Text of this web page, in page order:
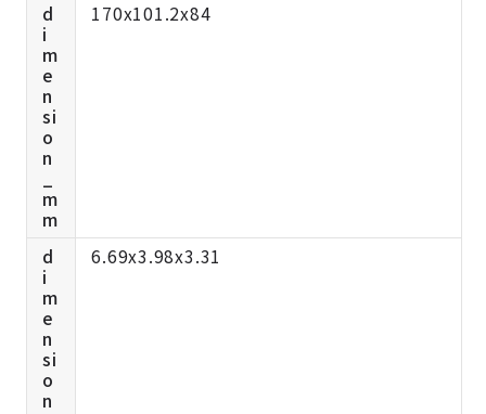
d
i
m
e
n
si
o
n
m
m
170x101.2x84
d
i
m
e
n
si
o
n
6.69x3.98x3.31